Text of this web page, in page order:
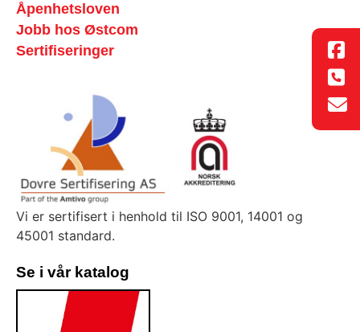
Åpenhetsloven
Jobb hos Østcom
Sertifiseringer
Vi er sertifisert i henhold til ISO 9001, 14001 og
45001 standard.
Se i vår katalog